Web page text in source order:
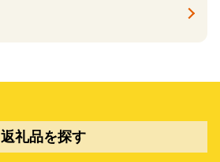
返礼品を探す